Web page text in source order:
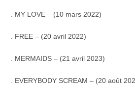
. MY LOVE – (10 mars 2022)
. FREE – (20 avril 2022)
. MERMAIDS – (21 avril 2023)
. EVERYBODY SCREAM – (20 août